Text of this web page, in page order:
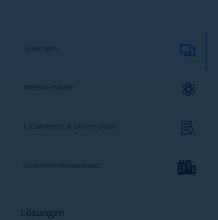

Lösungen

Website-Pakete

E-Commerce & Online-Shops

Unternehmenswebsites
Lösungen